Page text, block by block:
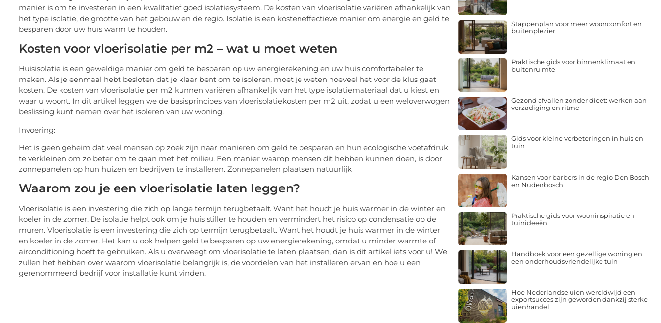
manier is om te investeren in een kwalitatief goed isolatiesysteem. De kosten van vloerisolatie variëren afhankelijk van
het type isolatie, de grootte van het gebouw en de regio. Isolatie is een kosteneffectieve manier om energie en geld te
besparen door uw huis warm te houden.
Kosten voor vloerisolatie per m2 – wat u moet weten
Huisisolatie is een geweldige manier om geld te besparen op uw energierekening en uw huis comfortabeler te
maken. Als je eenmaal hebt besloten dat je klaar bent om te isoleren, moet je weten hoeveel het voor de klus gaat
kosten. De kosten van vloerisolatie per m2 kunnen variëren afhankelijk van het type isolatiemateriaal dat u kiest en
waar u woont. In dit artikel leggen we de basisprincipes van vloerisolatiekosten per m2 uit, zodat u een weloverwogen
beslissing kunt nemen over het isoleren van uw woning.
Invoering:
Het is geen geheim dat veel mensen op zoek zijn naar manieren om geld te besparen en hun ecologische voetafdruk
te verkleinen om zo beter om te gaan met het milieu. Een manier waarop mensen dit hebben kunnen doen, is door
zonnepanelen op hun huizen en bedrijven te installeren. Zonnepanelen plaatsen natuurlijk
Waarom zou je een vloerisolatie laten leggen?
Vloerisolatie is een investering die zich op lange termijn terugbetaalt. Want het houdt je huis warmer in de winter en
koeler in de zomer. De isolatie helpt ook om je huis stiller te houden en vermindert het risico op condensatie op de
muren. Vloerisolatie is een investering die zich op termijn terugbetaalt. Want het houdt je huis warmer in de winter
en koeler in de zomer. Het kan u ook helpen geld te besparen op uw energierekening, omdat u minder warmte of
airconditioning hoeft te gebruiken. Als u overweegt om vloerisolatie te laten plaatsen, dan is dit artikel iets voor u! We
zullen het hebben over waarom vloerisolatie belangrijk is, de voordelen van het installeren ervan en hoe u een
gerenommeerd bedrijf voor installatie kunt vinden.
Stappenplan voor meer wooncomfort en
buitenplezier
Praktische gids voor binnenklimaat en
buitenruimte
Gezond afvallen zonder dieet: werken aan
verzadiging en ritme
Gids voor kleine verbeteringen in huis en
tuin
Kansen voor barbers in de regio Den Bosch
en Nudenbosch
Praktische gids voor wooninspiratie en
tuinideeën
Handboek voor een gezellige woning en
een onderhoudsvriendelijke tuin
Hoe Nederlandse uien wereldwijd een
exportsucces zijn geworden dankzij sterke
uienhandel